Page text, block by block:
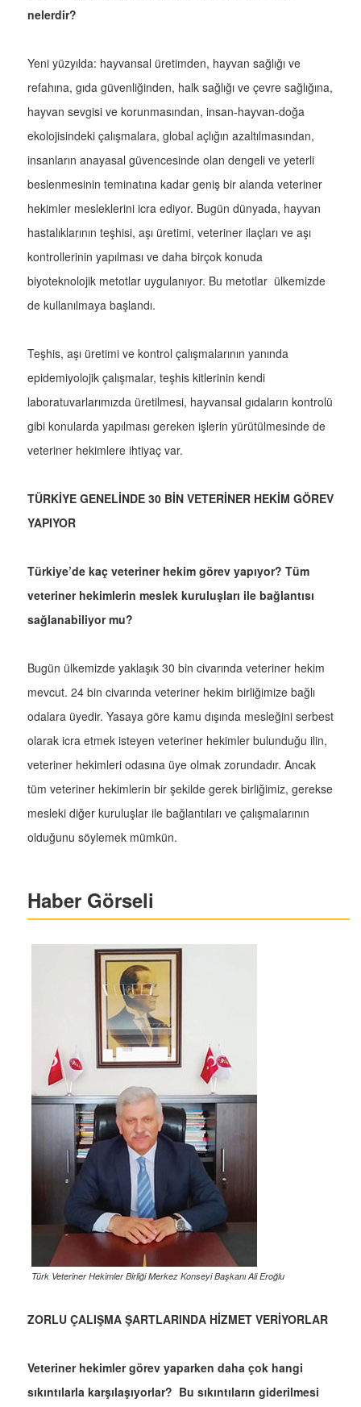
nelerdir?
Yeni yüzyılda: hayvansal üretimden, hayvan sağlığı ve
refahına, gıda güvenliğinden, halk sağlığı ve çevre sağlığına,
hayvan sevgisi ve korunmasından, insan-hayvan-doğa
ekolojisindeki çalışmalara, global açlığın azaltılmasından,
insanların anayasal güvencesinde olan dengeli ve yeterli
beslenmesinin teminatına kadar geniş bir alanda veteriner
hekimler mesleklerini icra ediyor. Bugün dünyada, hayvan
hastalıklarının teşhisi, aşı üretimi, veteriner ilaçları ve aşı
kontrollerinin yapılması ve daha birçok konuda
biyoteknolojik metotlar uygulanıyor. Bu metotlar ülkemizde
de kullanılmaya başlandı.
Teşhis, aşı üretimi ve kontrol çalışmalarının yanında
epidemiyolojik çalışmalar, teşhis kitlerinin kendi
laboratuvarlarımızda üretilmesi, hayvansal gıdaların kontrolü
gibi konularda yapılması gereken işlerin yürütülmesinde de
veteriner hekimlere ihtiyaç var.
TÜRKİYE GENELİNDE 30 BİN VETERİNER HEKİM GÖREV
YAPIYOR
Türkiye’de kaç veteriner hekim görev yapıyor? Tüm
veteriner hekimlerin meslek kuruluşları ile bağlantısı
sağlanabiliyor mu?
Bugün ülkemizde yaklaşık 30 bin civarında veteriner hekim
mevcut. 24 bin civarında veteriner hekim birliğimize bağlı
odalara üyedir. Yasaya göre kamu dışında mesleğini serbest
olarak icra etmek isteyen veteriner hekimler bulunduğu ilin,
veteriner hekimleri odasına üye olmak zorundadır. Ancak
tüm veteriner hekimlerin bir şekilde gerek birliğimiz, gerekse
mesleki diğer kuruluşlar ile bağlantıları ve çalışmalarının
olduğunu söylemek mümkün.
Haber Görseli
Türk Veteriner Hekimler Birliği Merkez Konseyi Başkanı Ali Eroğlu
ZORLU ÇALIŞMA ŞARTLARINDA HİZMET VERİYORLAR
Veteriner hekimler görev yaparken daha çok hangi
sıkıntılarla karşılaşıyorlar? Bu sıkıntıların giderilmesi